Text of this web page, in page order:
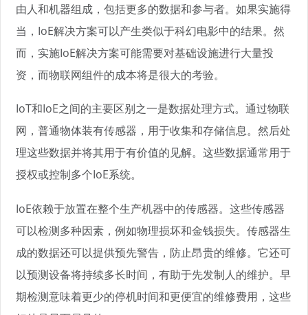
由人和机器组成，包括更多的数据和参与者。如果实施得
当，IoE解决方案可以产生类似于科幻电影中的结果。然
而，实施IoE解决方案可能需要对基础设施进行大量投
资，而物联网组件的成本将是很大的考验。
IoT和IoE之间的主要区别之一是数据处理方式。通过物联
网，普通物体装有传感器，用于收集和存储信息。然后处
理这些数据并将其用于有价值的见解。这些数据通常用于
授权或控制多个IoE系统。
IoE依赖于放置在整个生产机器中的传感器。这些传感器
可以检测多种因素，例如物理损坏和金钱损失。传感器生
成的数据还可以提供预先警告，防止昂贵的维修。它还可
以预测设备将持续多长时间，有助于先发制人的维护。早
期检测意味着更少的停机时间和更便宜的维修费用，这些